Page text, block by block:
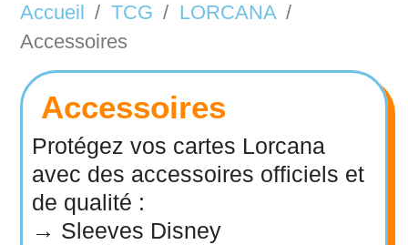
Accueil TCG
LORCANA
Accessoires
Accessoires
Protégez vos cartes Lorcana
avec des accessoires officiels et
de qualité :
→ Sleeves Disney